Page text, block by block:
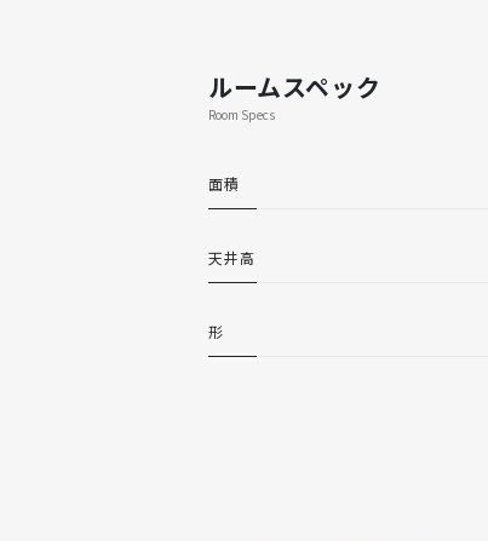
ルームスペック
Room Specs
面積
天井高
形